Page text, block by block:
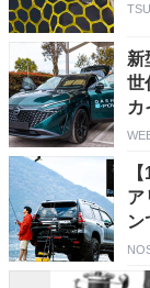
新
世
カ
認
ア
ン